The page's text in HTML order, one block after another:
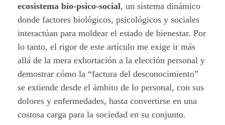
o
c
i
m
i
e
ecosistema bio-psico-social, un sistema dinámico
donde factores biológicos, psicológicos y sociales
interactúan para moldear el estado de bienestar. Por
lo tanto, el rigor de este artículo me exige ir más
allá de la mera exhortación a la elección personal y
demostrar cómo la “factura del desconocimiento”
se extiende desde el ámbito de lo personal, con sus
dolores y enfermedades, hasta convertirse en una
costosa carga para la sociedad en su conjunto.